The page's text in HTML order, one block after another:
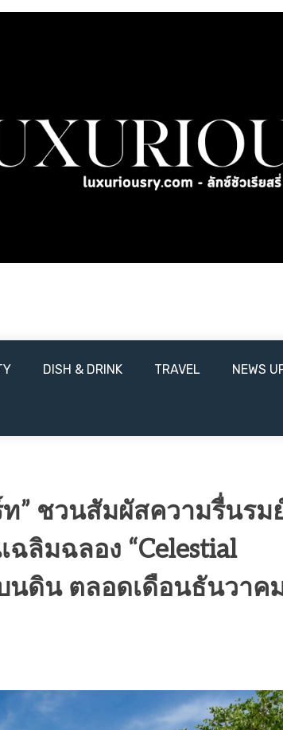
DISH & DRINK TRAVEL NEWS
” ชวนสัมผัสความรื่นรม
ลิมฉลอง “Celestial
นดิน ตลอดเดือนธันวาค